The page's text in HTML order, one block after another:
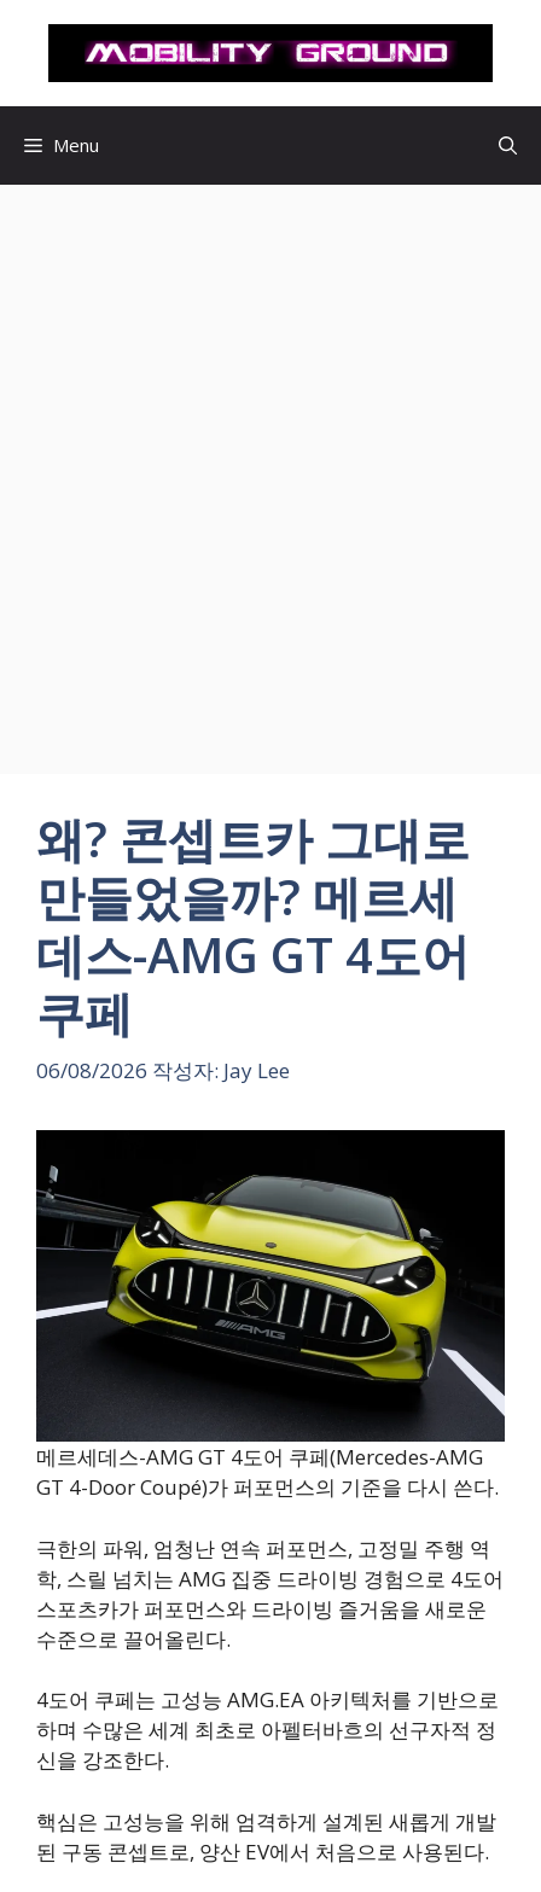
로
Menu
왜? 콘셉트카 그대로
만들었을까? 메르세
데스-AMG GT 4도어
쿠페
06/08/2026 작성자: Jay Lee
메르세데스-AMG GT 4도어 쿠페(Mercedes-AMG
GT 4-Door Coupé)가 퍼포먼스의 기준을 다시 쓴다.
극한의 파워, 엄청난 연속 퍼포먼스, 고정밀 주행 역
학, 스릴 넘치는 AMG 집중 드라이빙 경험으로 4도어
스포츠카가 퍼포먼스와 드라이빙 즐거움을 새로운
수준으로 끌어올린다.
4도어 쿠페는 고성능 AMG.EA 아키텍처를 기반으로
하며 수많은 세계 최초로 아펠터바흐의 선구자적 정
신을 강조한다.
핵심은 고성능을 위해 엄격하게 설계된 새롭게 개발
된 구동 콘셉트로, 양산 EV에서 처음으로 사용된다.